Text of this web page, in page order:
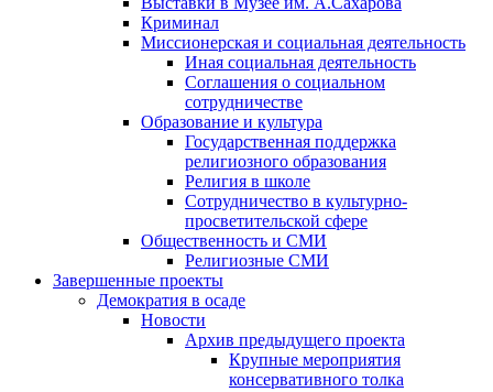
Криминал
Миссионерская и социальная деятельность
Иная социальная деятельность
Соглашения о социальном
сотрудничестве
Образование и культура
Государственная поддержка
религиозного образования
Религия в школе
Сотрудничество в культурно-
просветительской сфере
Общественность и СМИ
Религиозные СМИ
Завершенные проекты
Демократия в осаде
Новости
Архив предыдущего проекта
Крупные мероприятия
консервативного толка